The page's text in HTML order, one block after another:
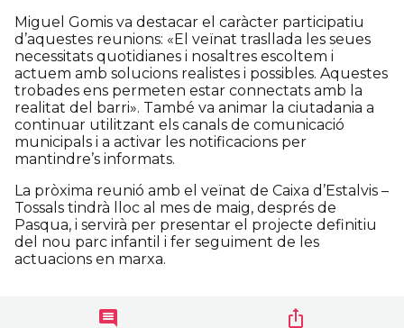
Miguel Gomis va destacar el caràcter participatiu
d’aquestes reunions: «El veïnat trasllada les seues
necessitats quotidianes i nosaltres escoltem i
actuem amb solucions realistes i possibles. Aquestes
trobades ens permeten estar connectats amb la
realitat del barri». També va animar la ciutadania a
continuar utilitzant els canals de comunicació
municipals i a activar les notificacions per
mantindre’s informats.
La pròxima reunió amb el veïnat de Caixa d’Estalvis –
Tossals tindrà lloc al mes de maig, després de
Pasqua, i servirà per presentar el projecte definitiu
del nou parc infantil i fer seguiment de les
actuacions en marxa.